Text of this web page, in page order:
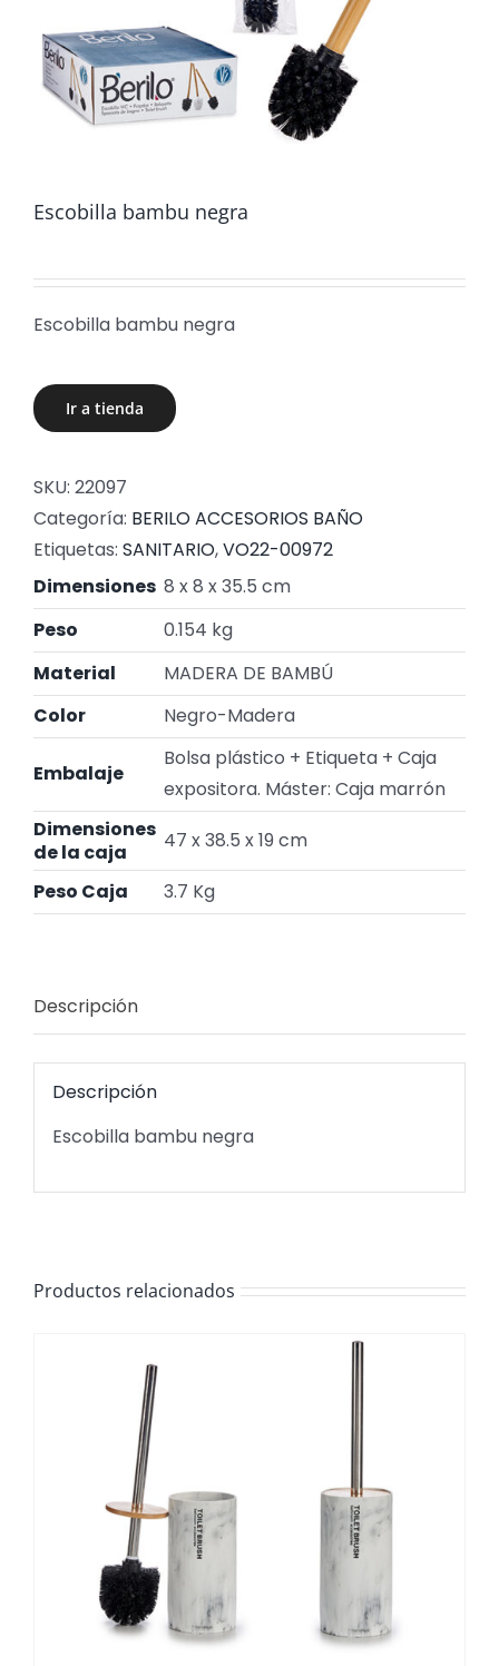
Escobilla bambu negra
Escobilla bambu negra
Ir a tienda
SKU: 22097
Categoría: BERILO ACCESORIOS BAÑO
Etiquetas: SANITARIO,VO22-00972
Dimensiones 8 x 8 x 35.5 cm
Peso
0.154 kg
Material
MADERA DE BAMBÚ
Color
Negro-Madera
Embalaje
Bolsa plástico + Etiqueta + Caja
expositora. Máster: Caja marrón
Dimensiones
de la caja
47 x 38.5 x 19 cm
Peso Caja
3.7 Kg
Descripción
Descripción
Escobilla bambu negra
Productos relacionados
/